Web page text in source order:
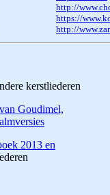
http://
https://
http://
kerstliederen
Goudimel,
2013 en